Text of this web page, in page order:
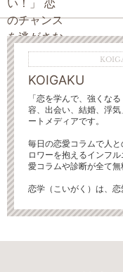
KOIGAKU
「恋を学んで、強くな
容、出会い、結婚、浮
ートメディアです。
毎日の恋愛コラムで人
ロワーを抱えるインフ
愛コラムや診断が全て無
恋学（こいがく）は、